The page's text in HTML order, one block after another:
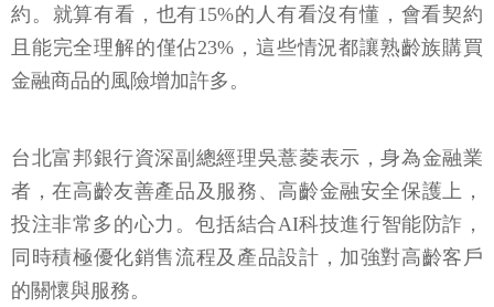
約。就算有看，也有15%的人有看沒有懂，會看契約
且能完全理解的僅佔23%，這些情況都讓熟齡族購買
金融商品的風險增加許多。
台北富邦銀行資深副總經理吳薏菱表示，身為金融業
者，在高齡友善產品及服務、高齡金融安全保護上，
投注非常多的心力。包括結合AI科技進行智能防詐，
同時積極優化銷售流程及產品設計，加強對高齡客戶
的關懷與服務。